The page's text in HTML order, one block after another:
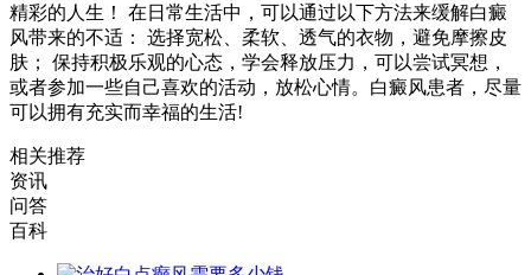
精彩的人生！ 在日常生活中，可以通过以下方法来缓解白癜
风带来的不适： 选择宽松、柔软、透气的衣物，避免摩擦皮
肤； 保持积极乐观的心态，学会释放压力，可以尝试冥想，
或者参加一些自己喜欢的活动，放松心情。白癜风患者，尽量
可以拥有充实而幸福的生活!
相关推荐
资讯
问答
百科